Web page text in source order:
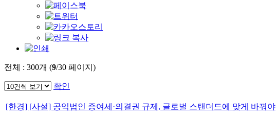
전체 : 300개 (9/30 페이지)
확인
[한경] [사설] 공익법인 증여세·의결권 규제, 글로벌 스탠더드에 맞게 바꿔야